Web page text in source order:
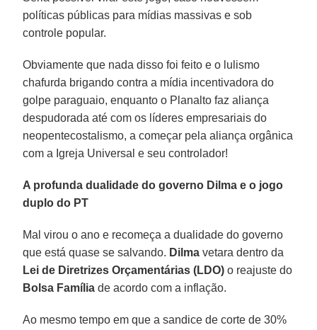
políticas públicas para mídias massivas e sob
controle popular.
Obviamente que nada disso foi feito e o lulismo
chafurda brigando contra a mídia incentivadora do
golpe paraguaio, enquanto o Planalto faz aliança
despudorada até com os líderes empresariais do
neopentecostalismo, a começar pela aliança orgânica
com a Igreja Universal e seu controlador!
A profunda dualidade do governo Dilma e o jogo
duplo do PT
Mal virou o ano e recomeça a dualidade do governo
que está quase se salvando. Dilma vetara dentro da
Lei de Diretrizes Orçamentárias (LDO) o reajuste do
Bolsa Família de acordo com a inflação.
Ao mesmo tempo em que a sandice de corte de 30%